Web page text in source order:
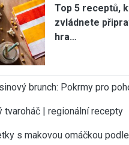
Top 5 receptů,
zvládnete
hra…
brunch: Pokrmy pro
tvaroháč | regionální recepty
s makovou omáčkou